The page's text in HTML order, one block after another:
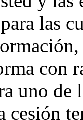
las
con
uno de
cesión